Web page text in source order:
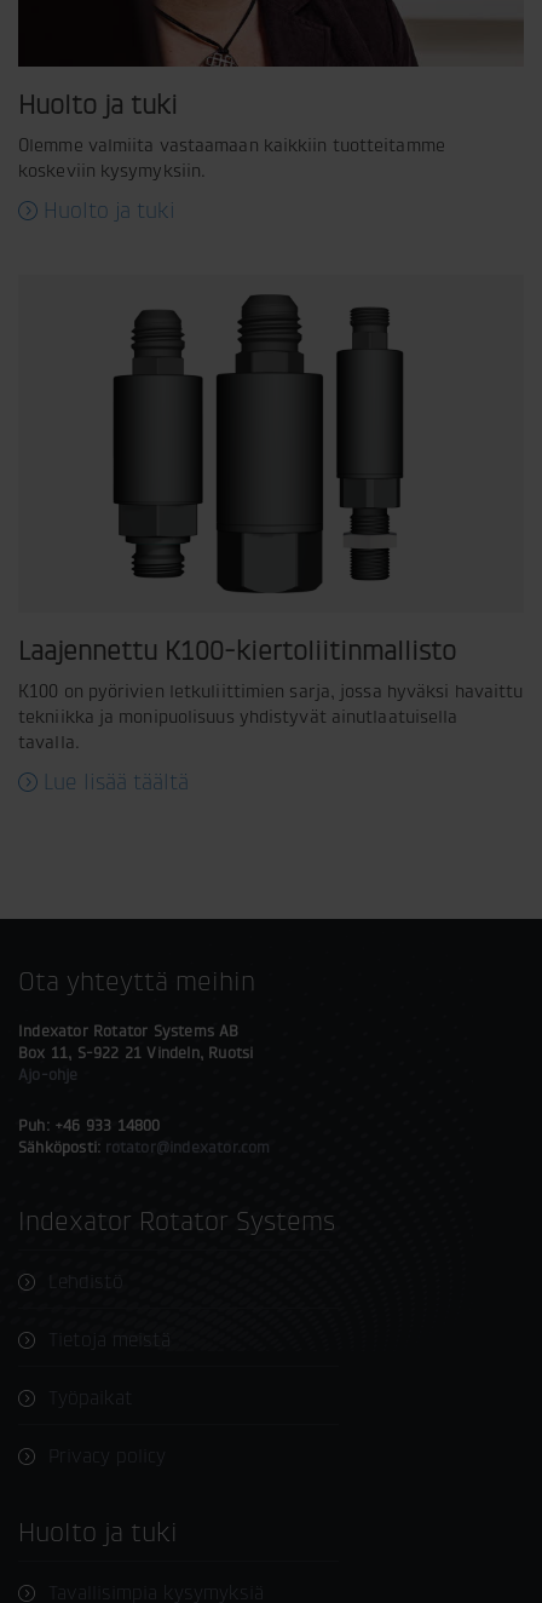
Huolto ja tuki
Olemme valmiita vastaamaan kaikkiin tuotteitamme
koskeviin kysymyksiin.
Huolto ja tuki
Laajennettu K100-kiertoliitinmallisto
K100 on pyörivien letkuliittimien sarja, jossa hyväksi havaittu
tekniikka ja monipuolisuus yhdistyvät ainutlaatuisella
tavalla.
Lue lisää täältä
Ota yhteyttä meihin
Indexator Rotator Systems AB
Box 11, S-922 21 Vindeln, Ruotsi
Ajo-ohje
Puh: +46 933 14800
Sähköposti: rotator@indexator.com
Indexator Rotator Systems
Lehdistö
Tietoja meistä
Työpaikat
Huolto ja tuki
Tavallisimpia kysymyksiä